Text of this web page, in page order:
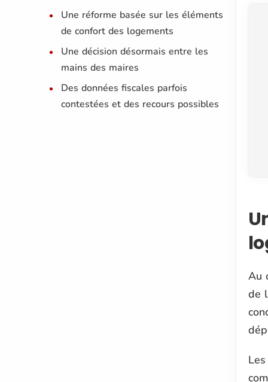
Au
de
Une réforme basée sur les éléments
de confort des logements
Une décision désormais entre les
mains des maires
Des données fiscales parfois
contestées et des recours possibles